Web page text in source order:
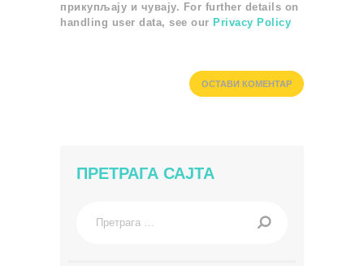
прикупљају и чувају. For further details on
handling user data, see our Privacy Policy
ПРЕТРАГА САЈТА